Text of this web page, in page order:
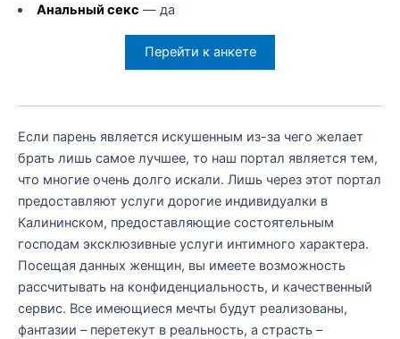
Анальный секс — да
Перейти к анкете
Если парень является искушенным из-за чего желает
брать лишь самое лучшее, то наш портал является тем,
что многие очень долго искали. Лишь через этот портал
предоставляют услуги дорогие индивидуалки в
Калининском, предоставляющие состоятельным
господам эксклюзивные услуги интимного характера.
Посещая данных женщин, вы имеете возможность
рассчитывать на конфиденциальность, и качественный
сервис. Все имеющиеся мечты будут реализованы,
фантазии – перетекут в реальность, а страсть –